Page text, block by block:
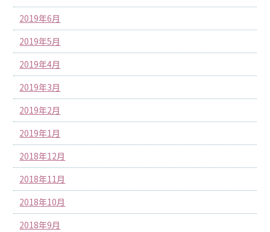
2019年6月
2019年5月
2019年4月
2019年3月
2019年2月
2019年1月
2018年12月
2018年11月
2018年10月
2018年9月